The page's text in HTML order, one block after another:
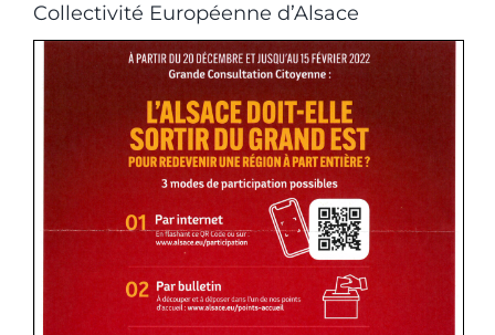
Collectivité Européenne d’Alsace